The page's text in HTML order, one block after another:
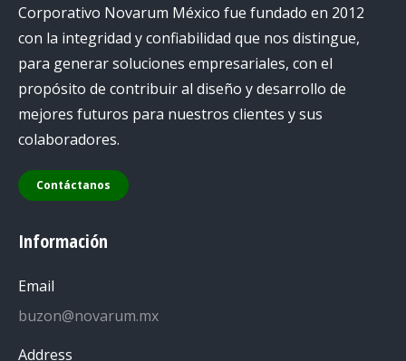
Corporativo Novarum México fue fundado en 2012
con la integridad y confiabilidad que nos distingue,
para generar soluciones empresariales, con el
propósito de contribuir al diseño y desarrollo de
mejores futuros para nuestros clientes y sus
colaboradores.
Contáctanos
Información
Email
buzon@novarum.mx
Address